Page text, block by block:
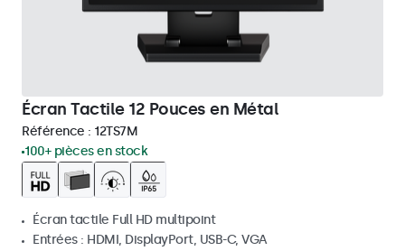
Écran Tactile 12 Pouces en Métal
Référence : 12TS7M
100+ pièces en stock
Écran tactile Full HD multipoint
Entrées : HDMI, DisplayPort, USB-C, VGA